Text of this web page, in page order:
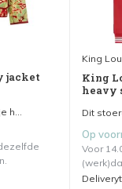
jacket
h...
King
King
heavy
Dit
Op
Voor